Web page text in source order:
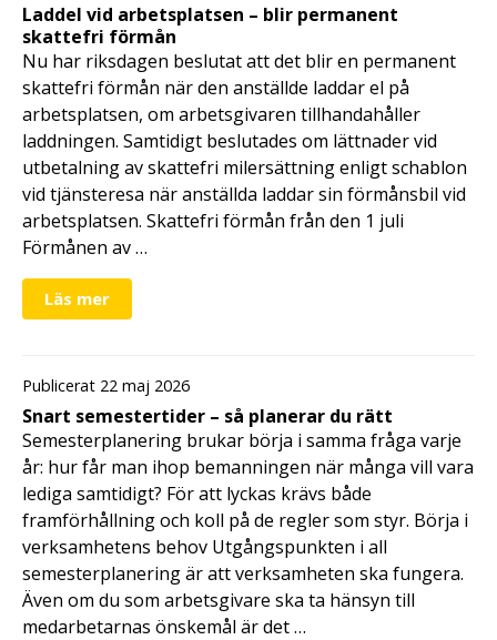
Laddel vid arbetsplatsen – blir permanent
skattefri förmån
Nu har riksdagen beslutat att det blir en permanent
skattefri förmån när den anställde laddar el på
arbetsplatsen, om arbetsgivaren tillhandahåller
laddningen. Samtidigt beslutades om lättnader vid
utbetalning av skattefri milersättning enligt schablon
vid tjänsteresa när anställda laddar sin förmånsbil vid
arbetsplatsen. Skattefri förmån från den 1 juli
Förmånen av …
Läs mer
Publicerat 22 maj 2026
Snart semestertider – så planerar du rätt
Semesterplanering brukar börja i samma fråga varje
år: hur får man ihop bemanningen när många vill vara
lediga samtidigt? För att lyckas krävs både
framförhållning och koll på de regler som styr. Börja i
verksamhetens behov Utgångspunkten i all
semesterplanering är att verksamheten ska fungera.
Även om du som arbetsgivare ska ta hänsyn till
medarbetarnas önskemål är det …